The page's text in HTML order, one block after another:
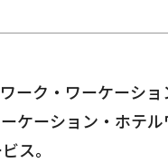
ーク・ワーケーシ
ケーション・ホテ
ス。